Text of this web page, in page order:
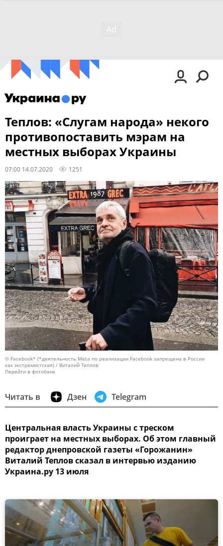
Теплов: «Слугам народа» некого
противопоставить мэрам на
местных выборах Украины
07:00 14.07.2020 1251
© Facebook* (*деятельность Meta по реализации Facebook запрещена в России
как экстремистская) / Виталий Теплов
Перейти в фотобанк
Читать в Дзен Telegram
Центральная власть Украины с треском
проиграет на местных выборах. Об этом главный
редактор днепровской газеты «Горожанин»
Виталий Теплов сказал в интервью изданию
Украина.ру 13 июля